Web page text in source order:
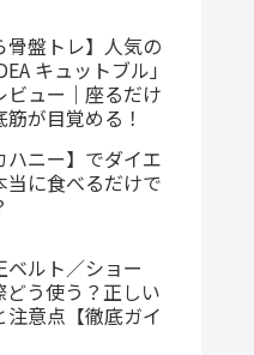
骨盤トレ】人気の
キュットブル」
ビュー｜座るだけ
が目覚める！
ハニー】でダイエ
当に食べるだけで
ベルト／ショー
どう使う？正しい
注意点【徹底ガイ